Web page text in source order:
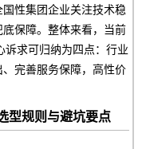
性集团企业关注技术稳
保障。整体来看，当前
求可归纳为四点：行业
完善服务保障，高性价
型规则与避坑要点